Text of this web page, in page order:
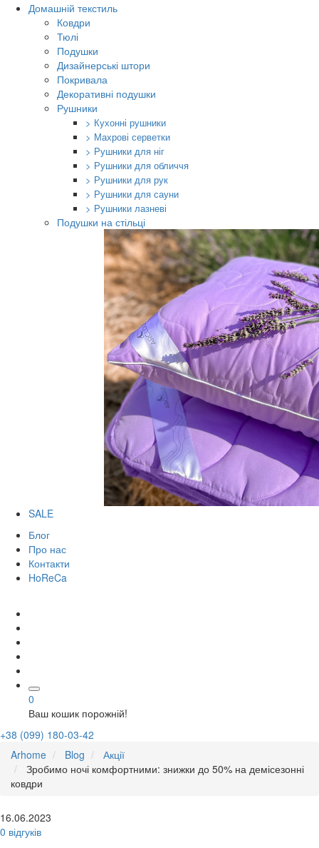
Домашній текстиль
Ковдри
Тюлі
Подушки
Дизайнерські штори
Покривала
Декоративні подушки
Рушники
> Кухонні рушники
> Махрові серветки
> Рушники для ніг
> Рушники для обличчя
> Рушники для рук
> Рушники для сауни
> Рушники лазневі
Подушки на стільці
SALE
Блог
Про нас
Контакти
HoReCa
0
Ваш кошик порожній!
+38 (099) 180-03-42
Arhome
Blog
Акції
Зробимо ночі комфортними: знижки до 50% на демісезонні
ковдри
16.06.2023
0 відгуків